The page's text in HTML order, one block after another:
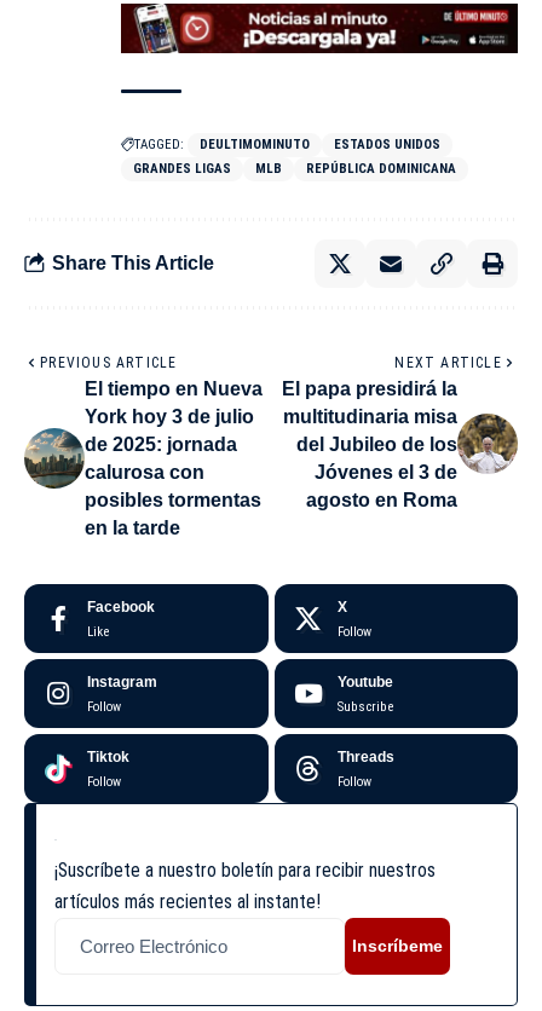
TAGGED: DEULTIMOMINUTO
ESTADOS UNIDOS
GRANDES LIGAS
MLB REPÚBLICA DOMINICANA
Share This Article
PREVIOUS ARTICLE
El tiempo en Nueva
York hoy 3 de julio
de 2025: jornada
calurosa con
posibles tormentas
en la tarde
NEXT ARTICLE
El papa presidirá la
multitudinaria misa
del Jubileo de los
Jóvenes el 3 de
agosto en Roma
Facebook
Like
X
Follow
Instagram
Follow
Youtube
Subscribe
Tiktok
Follow
Threads
Follow
¡Suscríbete a nuestro boletín para recibir nuestros
artículos más recientes al instante!
Inscríbeme